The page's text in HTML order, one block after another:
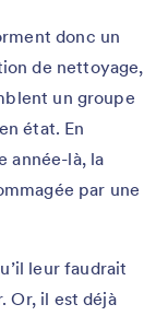
donc un
de nettoyage,
un groupe
état. En
année-là, la
par une
leur faudrait
Or, il est déjà